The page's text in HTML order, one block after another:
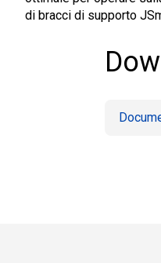
di bracci di supporto